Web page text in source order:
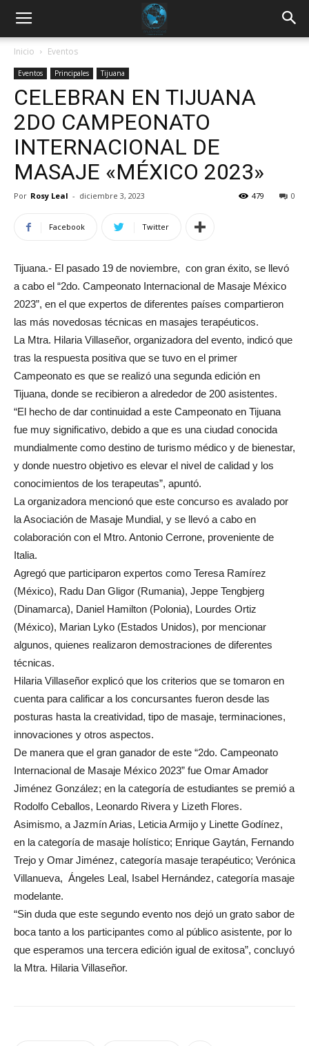
Inicio Eventos
Eventos Principales Tijuana
CELEBRAN EN TIJUANA
2DO CAMPEONATO
INTERNACIONAL DE
MASAJE «MÉXICO 2023»
Por Rosy Leal - diciembre 3, 2023 0
479
Facebook Twitter
Tijuana.- El pasado 19 de noviembre, con gran éxito, se llevó
a cabo el “2do. Campeonato Internacional de Masaje México
2023”, en el que expertos de diferentes países compartieron
las más novedosas técnicas en masajes terapéuticos.
La Mtra. Hilaria Villaseñor, organizadora del evento, indicó que
tras la respuesta positiva que se tuvo en el primer
Campeonato es que se realizó una segunda edición en
Tijuana, donde se recibieron a alrededor de 200 asistentes.
“El hecho de dar continuidad a este Campeonato en Tijuana
fue muy significativo, debido a que es una ciudad conocida
mundialmente como destino de turismo médico y de bienestar,
y donde nuestro objetivo es elevar el nivel de calidad y los
conocimientos de los terapeutas”, apuntó.
La organizadora mencionó que este concurso es avalado por
la Asociación de Masaje Mundial, y se llevó a cabo en
colaboración con el Mtro. Antonio Cerrone, proveniente de
Italia.
Agregó que participaron expertos como Teresa Ramírez
(México), Radu Dan Gligor (Rumania), Jeppe Tengbjerg
(Dinamarca), Daniel Hamilton (Polonia), Lourdes Ortiz
(México), Marian Lyko (Estados Unidos), por mencionar
algunos, quienes realizaron demostraciones de diferentes
técnicas.
Hilaria Villaseñor explicó que los criterios que se tomaron en
cuenta para calificar a los concursantes fueron desde las
posturas hasta la creatividad, tipo de masaje, terminaciones,
innovaciones y otros aspectos.
De manera que el gran ganador de este “2do. Campeonato
Internacional de Masaje México 2023” fue Omar Amador
Jiménez González; en la categoría de estudiantes se premió a
Rodolfo Ceballos, Leonardo Rivera y Lizeth Flores.
Asimismo, a Jazmín Arias, Leticia Armijo y Linette Godínez,
en la categoría de masaje holístico; Enrique Gaytán, Fernando
Trejo y Omar Jiménez, categoría masaje terapéutico; Verónica
Villanueva, Ángeles Leal, Isabel Hernández, categoría masaje
modelante.
“Sin duda que este segundo evento nos dejó un grato sabor de
boca tanto a los participantes como al público asistente, por lo
que esperamos una tercera edición igual de exitosa”, concluyó
la Mtra. Hilaria Villaseñor.